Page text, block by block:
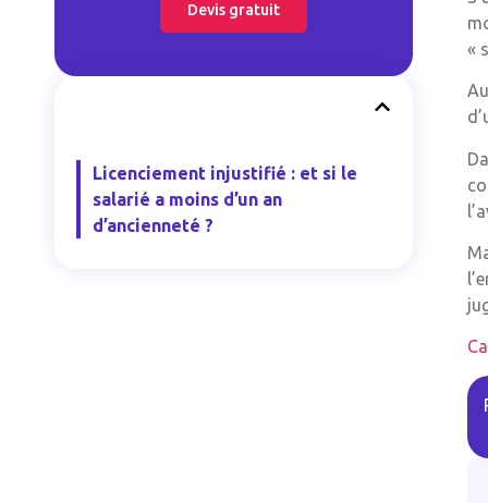
Devis gratuit
Licenciement injustifié : et si le
salarié a moins d’un an
d’ancienneté ?
«